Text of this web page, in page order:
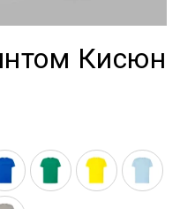
Кисюн